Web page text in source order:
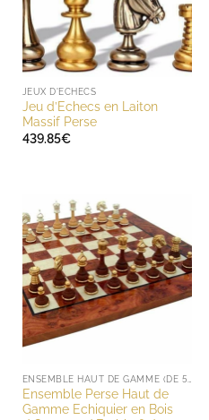
JEUX D'ECHECS
Jeu d’Echecs en Laiton
Massif Perse
439.85€
Ensemble Perse Haut de
Gamme Echiquier en Bois